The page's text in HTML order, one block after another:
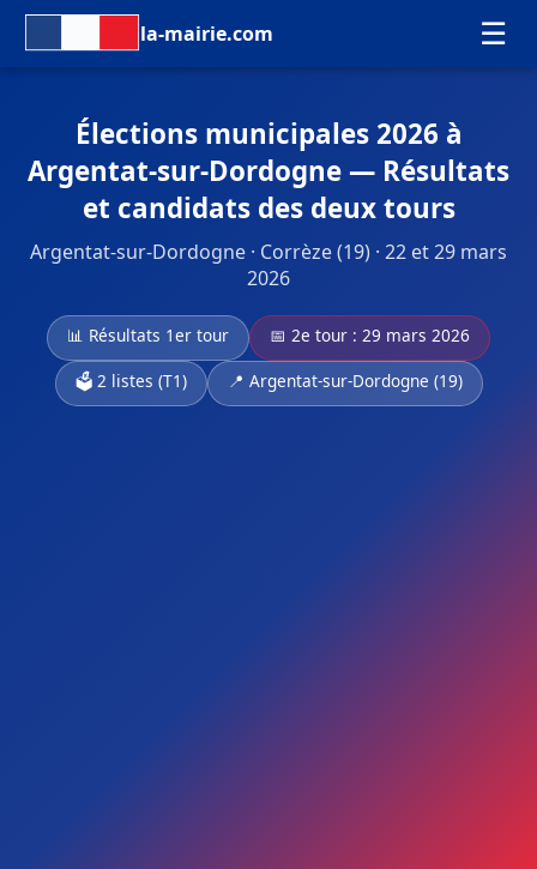
la-mairie.com ☰
Élections municipales 2026 à
Argentat-sur-Dordogne — Résultats
et candidats des deux tours
Argentat-sur-Dordogne · Corrèze (19) · 22 et 29 mars
2026
📊 Résultats 1er tour
📅 2e tour : 29 mars 2026
🗳️ 2 listes (T1)
📍 Argentat-sur-Dordogne (19)